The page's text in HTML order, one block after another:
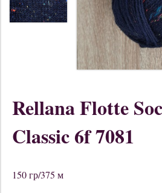
Rellana Flotte
Classic 6f 7081
150 гр/375 м